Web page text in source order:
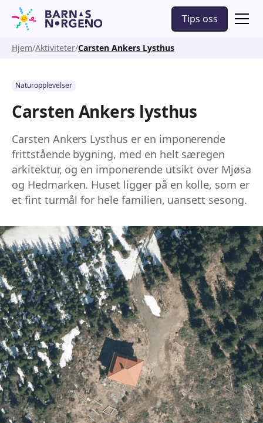
Tips oss
Hjem Aktiviteter Carsten Ankers Lysthus
Naturopplevelser
Carsten Ankers lysthus
Carsten Ankers Lysthus er en imponerende
frittstående bygning, med en helt særegen
arkitektur, og en imponerende utsikt over Mjøsa
og Hedmarken. Huset ligger på en kolle, som er
et fint turmål for hele familien, uansett sesong.